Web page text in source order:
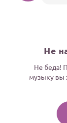
Не
Не беда!
музыку вы